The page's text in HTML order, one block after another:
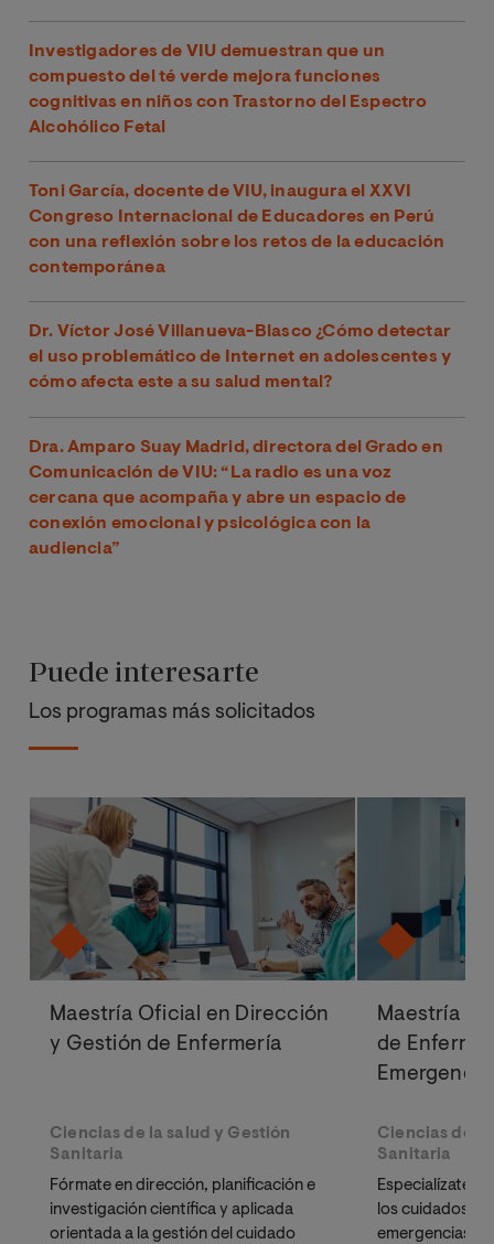
Investigadores de VIU demuestran que un
compuesto del té verde mejora funciones
cognitivas en niños con Trastorno del Espectro
Alcohólico Fetal
Toni García, docente de VIU, inaugura el XXVI
Congreso Internacional de Educadores en Perú
con una reflexión sobre los retos de la educación
contemporánea
Dr. Víctor José Villanueva-Blasco ¿Cómo detectar
el uso problemático de Internet en adolescentes y
cómo afecta este a su salud mental?
Dra. Amparo Suay Madrid, directora del Grado en
Comunicación de VIU: “La radio es una voz
cercana que acompaña y abre un espacio de
conexión emocional y psicológica con la
audiencia”
Puede interesarte
Los programas más solicitados
Maestría Oficial en Dirección
y Gestión de Enfermería
Ciencias de la salud y Gestión
Sanitaria
Fórmate en dirección, planificación e
investigación científica y aplicada
orientada a la gestión del cuidado
Maestría
de
Ciencias de
Sanitaria
Especialízate
los cuidados
emergencias